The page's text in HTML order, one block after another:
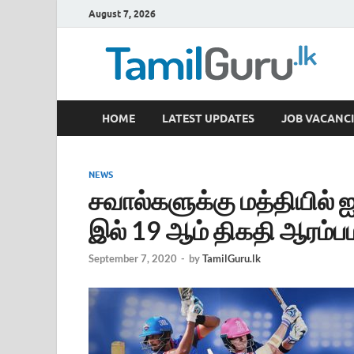
August 7, 2026
TamilGuru.lk
Government Job Vacancies, Courses, Past Papers,
HOME LATEST UPDATES JOB
NEWS
சவால்களுக்கு மத்தியில்
இல் 19 ஆம் திகதி
September 7, 2020 - byTamilGuru.lk